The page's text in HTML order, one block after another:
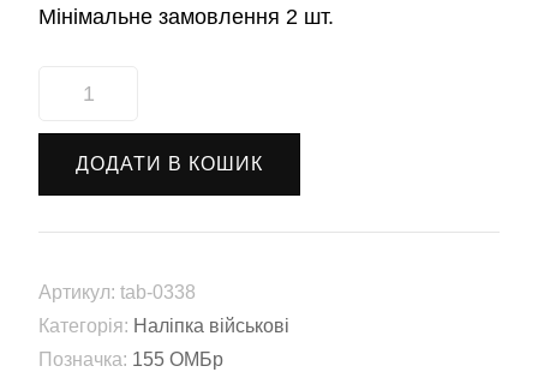
Мінімальне замовлення 2 шт.
Наліпка
імені
Анни
Київської
ДОДАТИ В КОШИК
Артикул: tab-0338
Категорія: Наліпка військові
Позначка: 155 ОМБр